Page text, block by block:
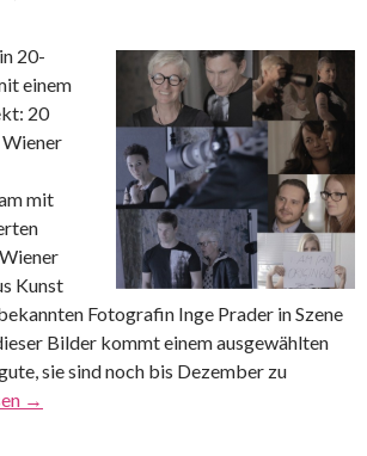
20-
einem
20
Wiener
mit
Kunst
Fotografin Inge Prader in Szene
Bilder kommt einem ausgewählten
sie sind noch bis Dezember zu
→